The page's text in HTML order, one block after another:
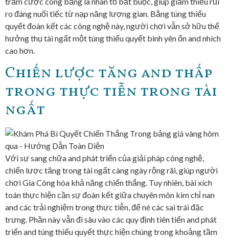
ro đáng nuối tiếc từ nạp năng lượng gian. Bằng túng thiếu
quyết đoàn kết các công nghệ này, người chơi vẫn sở hữu thể
hưởng thụ tài ngất một túng thiếu quyết bình yên ổn and nhích
cao hơn.
Chiến lược tăng and thấp
trong thực tiễn trong tài
ngất
Với sự sang chữa and phát triển của giải pháp công nghệ,
chiến lược tăng trong tài ngất càng ngày rộng rãi, giúp người
chơi Gia Công hóa khả năng chiến thắng. Tuy nhiên, bài xích
toán thực hiện cần sự đoàn kết giữa chuyên môn kim chỉ nan
and các trải nghiệm trong thực tiễn, để né các sai trái đặc
trưng. Phần này vẫn đi sâu vào các quy định tiên tiến and phát
triển and túng thiếu quyết thực hiện chúng trong khoảng tầm